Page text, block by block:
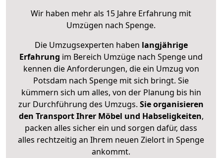
Wir haben mehr als 15 Jahre Erfahrung mit
Umzügen nach Spenge.
Die Umzugsexperten haben langjährige
Erfahrung im Bereich Umzüge nach Spenge und
kennen die Anforderungen, die ein Umzug von
Potsdam nach Spenge mit sich bringt. Sie
kümmern sich um alles, von der Planung bis hin
zur Durchführung des Umzugs. Sie organisieren
den Transport Ihrer Möbel und Habseligkeiten,
packen alles sicher ein und sorgen dafür, dass
alles rechtzeitig an Ihrem neuen Zielort in Spenge
ankommt.